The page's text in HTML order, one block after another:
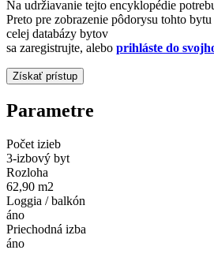
Na udržiavanie tejto encyklopédie
Preto pre zobrazenie pôdorysu tohto
celej databázy bytov
sa zaregistrujte, alebo prihláste do
Parametre
Počet izieb
3-izbový byt
Rozloha
62,90 m2
Loggia / balkón
áno
Priechodná izba
áno